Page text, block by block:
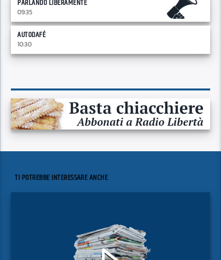
PARLANDO LIBERAMENTE
09:35
AUTODAFÉ
10:30
TI POTREBBE INTERESSARE ANCHE